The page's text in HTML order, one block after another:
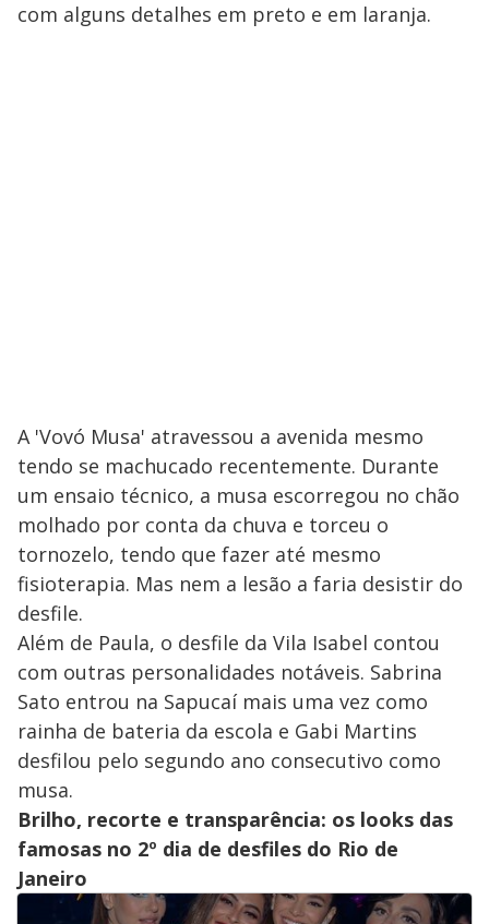
com alguns detalhes em preto e em laranja.
A 'Vovó Musa' atravessou a avenida mesmo
tendo se machucado recentemente. Durante
um ensaio técnico, a musa escorregou no chão
molhado por conta da chuva e torceu o
tornozelo, tendo que fazer até mesmo
fisioterapia. Mas nem a lesão a faria desistir do
desfile.
Além de Paula, o desfile da Vila Isabel contou
com outras personalidades notáveis. Sabrina
Sato entrou na Sapucaí mais uma vez como
rainha de bateria da escola e Gabi Martins
desfilou pelo segundo ano consecutivo como
musa.
Brilho, recorte e transparência: os looks das
famosas no 2º dia de desfiles do Rio de
Janeiro